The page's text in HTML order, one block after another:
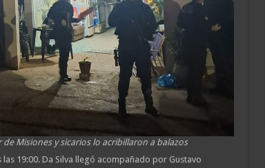
Misiones y sicarios lo acribillaron a balazos
19:00. Da Silva llegó acompañado por Gustavo